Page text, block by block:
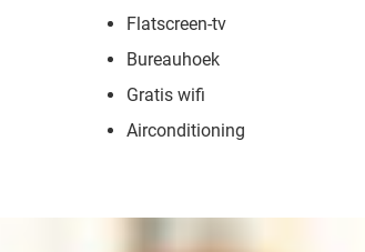
Flatscreen-tv
Bureauhoek
Gratis wifi
Airconditioning